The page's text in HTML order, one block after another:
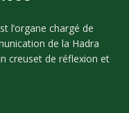
l’organe chargé de
de la Hadra
creuset de réflexion et